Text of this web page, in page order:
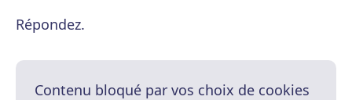
Répondez.
Contenu bloqué par vos choix de cookies